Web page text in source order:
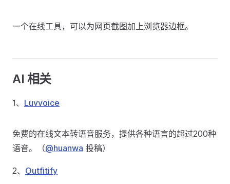
一个在线工具，可以为网页截图加上浏览器边框。
AI 相关
1、 Luvvoice
免费的在线文本转语音服务，提供各种语言的超过200种
语音。（@huanwa 投稿）
2、 Outfitify